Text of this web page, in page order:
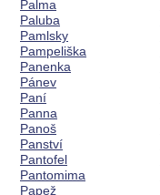
Palma
Paluba
Pamlsky
Pampeliška
Panenka
Pánev
Paní
Panna
Panoš
Panství
Pantofel
Pantomima
Papež